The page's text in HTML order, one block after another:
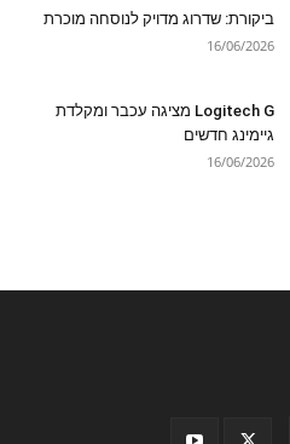
ביקורת: שדרוג מדויק לנוסחה מוכרת
16/06/2026
Logitech G מציגה עכבר ומקלדת
גיימינג חדשים
16/06/2026